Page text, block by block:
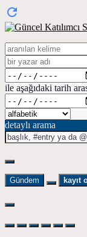
ile aşağıdaki tarih
detaylı arama
Gündem kayıt